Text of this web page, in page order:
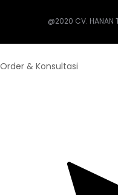
@2020 CV. HANAN
Order & Konsultasi